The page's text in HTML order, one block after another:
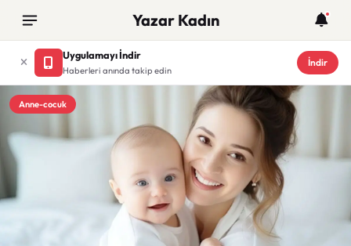
Yazar Kadın
Uygulamayı İndir
Haberleri anında takip edin
İndir
Anne-cocuk